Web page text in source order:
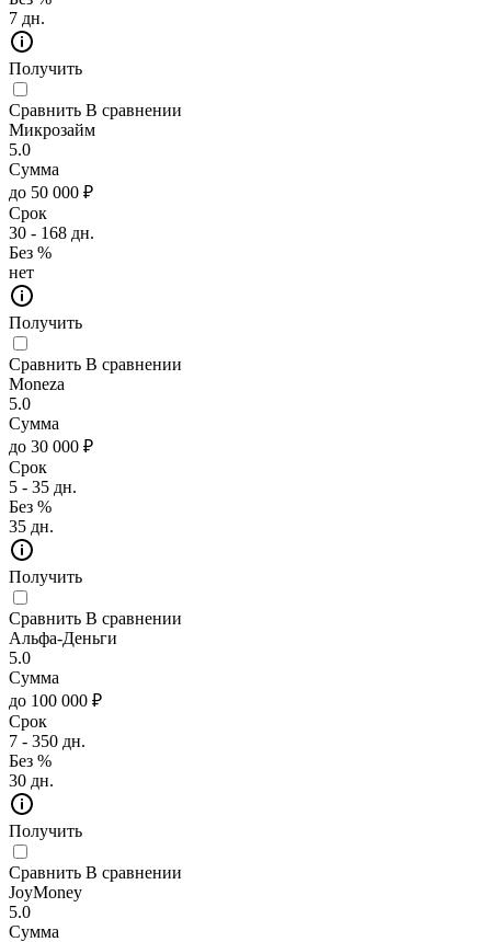
7 дн.
Получить
Сравнить В сравнении
Микрозайм
5.0
Сумма
до 50 000 ₽
Срок
30 - 168 дн.
Без %
нет
Получить
Сравнить В сравнении
Moneza
5.0
Сумма
до 30 000 ₽
Срок
5 - 35 дн.
Без %
35 дн.
Получить
Сравнить В сравнении
Альфа-Деньги
5.0
Сумма
до 100 000 ₽
Срок
7 - 350 дн.
Без %
30 дн.
Получить
Сравнить В сравнении
JoyMoney
5.0
Сумма